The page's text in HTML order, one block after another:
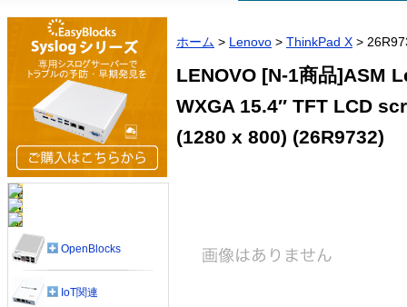
ホーム > Lenovo > ThinkPad X >
LENOVO [N-1商品]ASM
WXGA 15.4″ TFT LCD
(1280 x 800) (26R9732)
OpenBlocks
IoT関連